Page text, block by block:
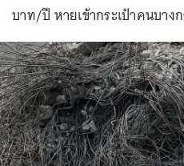
บาท/ปี หายเข้ากระเป๋าคนบาง